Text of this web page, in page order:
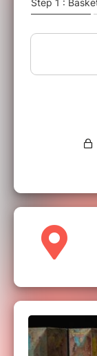
1960.
troupe de
village en
devient,
ambulant.
dell’Arte.
libidineux
Pantalon,
malin qui
Laureta, la
et ses
villages,
comme